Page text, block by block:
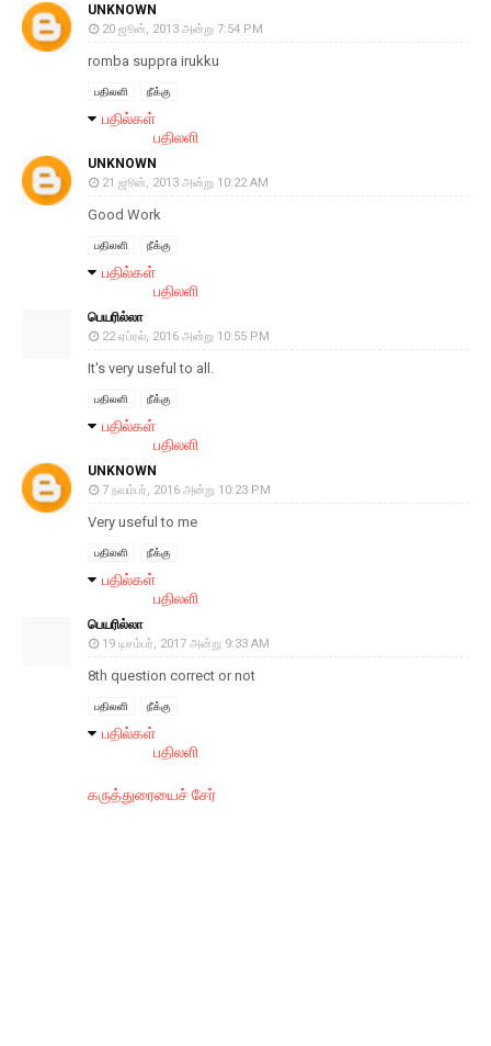
UNKNOWN
20 ஜூன், 2013 அன்று 7:54 PM
romba suppra irukku
பதிலளி நீக்கு
பதில்கள்
பதிலளி
UNKNOWN
21 ஜூன், 2013 அன்று 10:22 AM
Good Work
பதிலளி நீக்கு
பதில்கள்
பதிலளி
பெயரில்லா
22 ஏப்ரல், 2016 அன்று 10:55 PM
It's very useful to all.
பதிலளி நீக்கு
பதில்கள்
பதிலளி
UNKNOWN
7 நவம்பர், 2016 அன்று 10:23 PM
Very useful to me
பதிலளி நீக்கு
பதில்கள்
பதிலளி
பெயரில்லா
19 டிசம்பர், 2017 அன்று 9:33 AM
8th question correct or not
பதிலளி நீக்கு
பதில்கள்
பதிலளி
கருத்துரையைச் சேர்